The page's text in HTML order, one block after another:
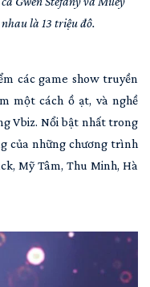
là 13 triệu đô.
các game show truyền
một cách ồ ạt, và nghề
Vbiz. Nổi bật nhất trong
của những chương trình
Mỹ Tâm, Thu Minh, Hà